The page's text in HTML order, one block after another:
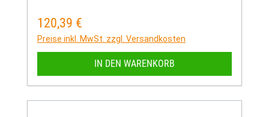
Regulärer Preis:
120,39 €
Preise inkl. MwSt. zzgl. Versandkosten
IN DEN WARENKORB